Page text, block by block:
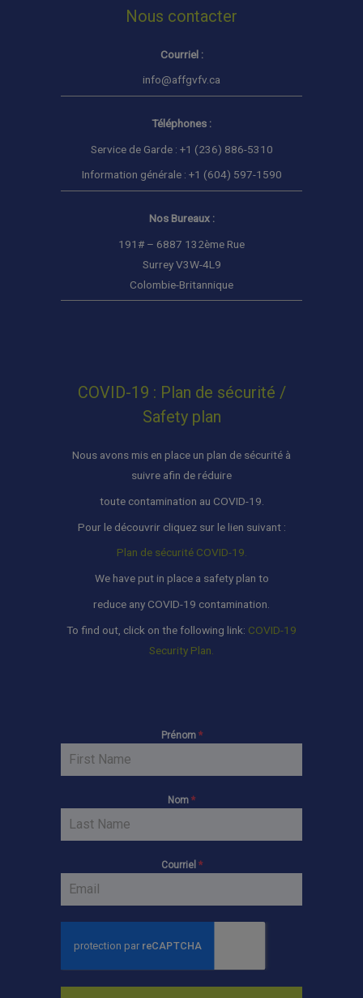
Nous contacter
Courriel :
info@affgvfv.ca
Téléphones :
Service de Garde : +1 (236) 886-5310
Information générale : +1 (604) 597-1590
Nos Bureaux :
191# – 6887 132ème Rue
Surrey V3W-4L9
Colombie-Britannique
COVID-19 : Plan de sécurité /
Safety plan
Nous avons mis en place un plan de sécurité à
suivre afin de réduire
toute contamination au COVID-19.
Pour le découvrir cliquez sur le lien suivant :
Plan de sécurité COVID-19.
We have put in place a safety plan to
reduce any COVID-19 contamination.
To find out, click on the following link: COVID-19
Security Plan.
Prénom *
Nom *
Courriel *